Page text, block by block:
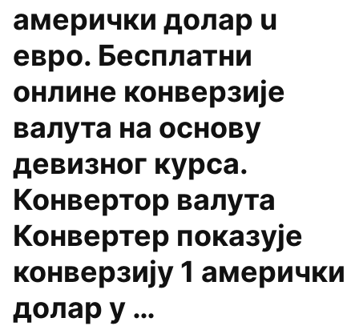
амерички долар u
евро. Бесплатни
онлине конверзије
валута на основу
девизног курса.
Конвертор валута
Конвертер показује
конверзију 1 амерички
долар у …